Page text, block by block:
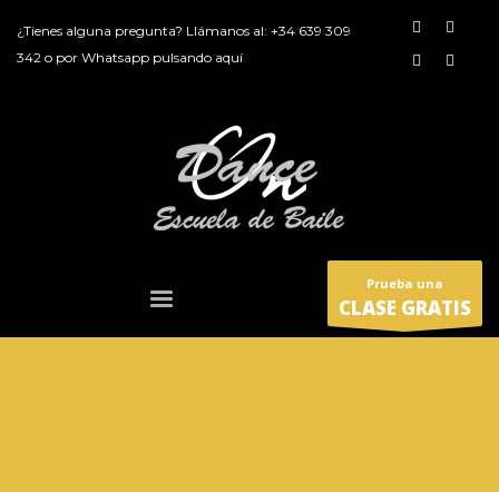
¿Tienes alguna pregunta? Llámanos al: +34 639 309
342 o por Whatsapp pulsando aquí
Prueba una
CLASE GRATIS